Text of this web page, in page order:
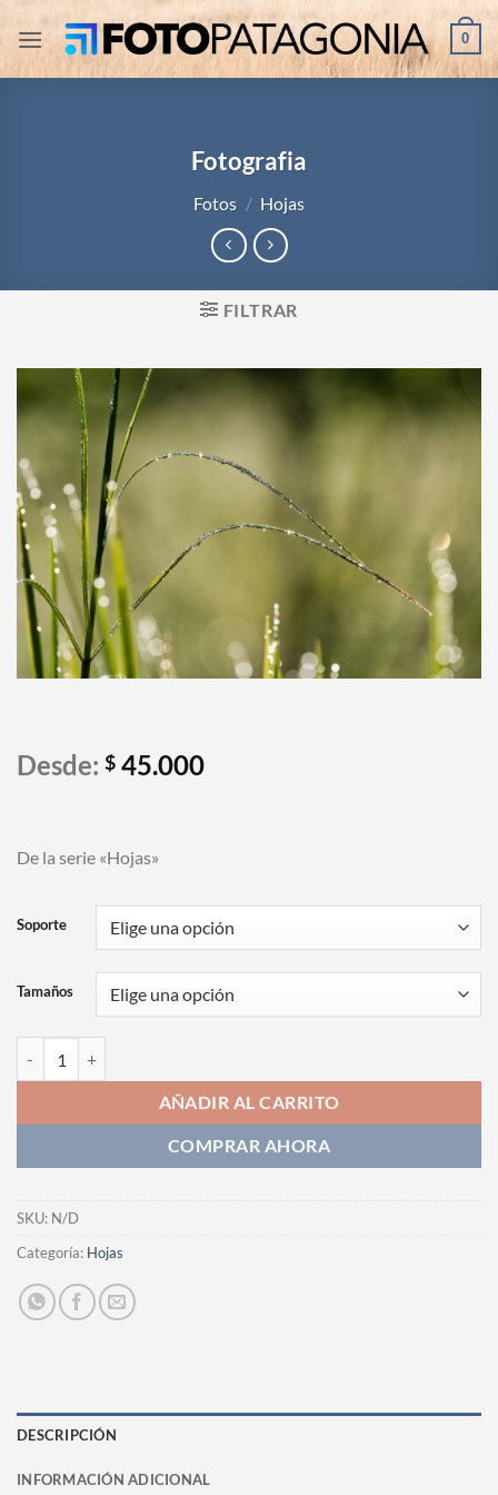
contenido
0
Fotografia
Fotos / Hojas
FILTRAR
Desde: $ 45.000
De la serie «Hojas»
Soporte
Tamaños
AÑADIR AL CARRITO
COMPRAR AHORA
SKU: N/D
Categoría: Hojas
DESCRIPCIÓN
INFORMACIÓN ADICIONAL